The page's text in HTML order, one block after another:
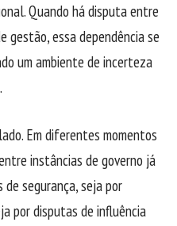
Quando há disputa entre
gestão, essa dependência se
um ambiente de incerteza
Em diferentes momentos
instâncias de governo já
segurança, seja por
por disputas de influência